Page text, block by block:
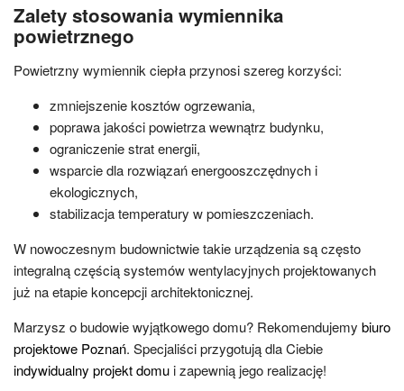
Zalety stosowania wymiennika
powietrznego
Powietrzny wymiennik ciepła przynosi szereg korzyści:
zmniejszenie kosztów ogrzewania,
poprawa jakości powietrza wewnątrz budynku,
ograniczenie strat energii,
wsparcie dla rozwiązań energooszczędnych i
ekologicznych,
stabilizacja temperatury w pomieszczeniach.
W nowoczesnym budownictwie takie urządzenia są często
integralną częścią systemów wentylacyjnych projektowanych
już na etapie koncepcji architektonicznej.
Marzysz o budowie wyjątkowego domu? Rekomendujemy biuro
projektowe Poznań. Specjaliści przygotują dla Ciebie
indywidualny projekt domui zapewnią jego realizację!